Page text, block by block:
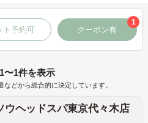
ト予約可 クーポン有
1
1件を表示
どから総合的に決定しています。
ウヘッドスパ東京代々木店